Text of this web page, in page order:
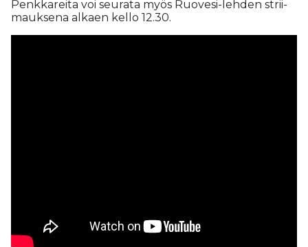
Penk­ka­rei­ta voi seu­ra­ta myös Ruo­ve­si-leh­den strii­
mauk­se­na al­ka­en kel­lo 12.30.